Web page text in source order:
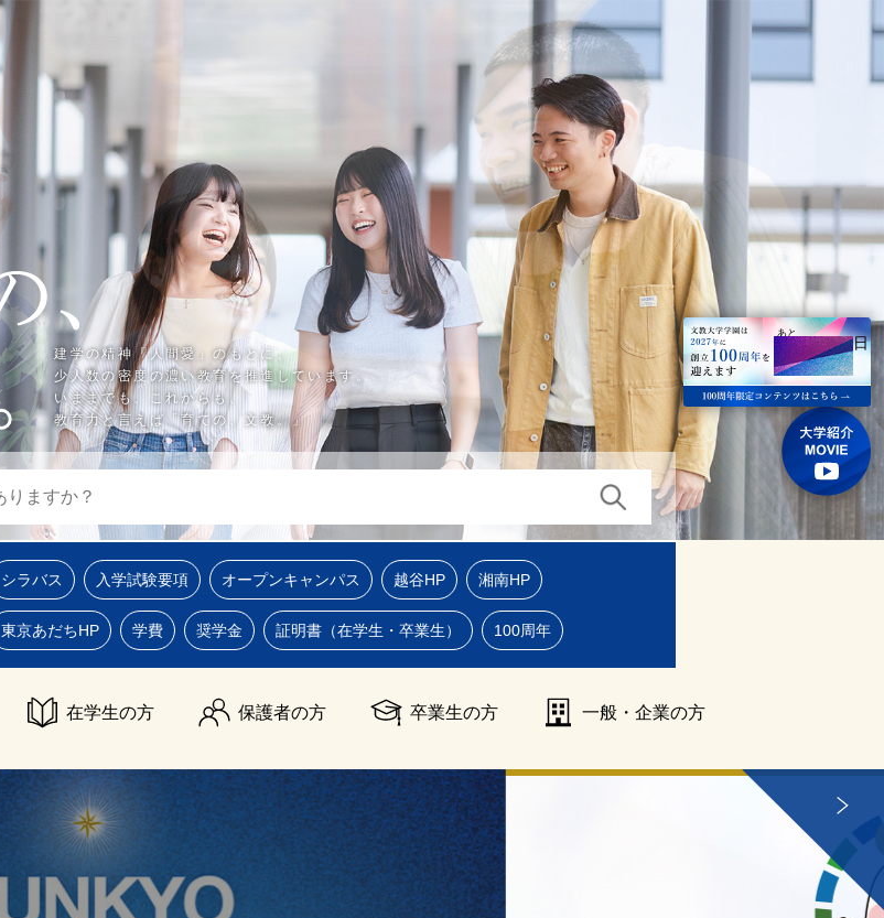
あと
433日
建学の精神「人間愛」のもとに、
少人数の密度の濃い教育を推進 しています。
いままでも、これからも、
教育力と言えば「育ての、文教。」
シラバス 入学試験要項 オープンキャンパス 越谷HP 湘南HP
東京あだちHP 学費 奨学金 証明書（在学生・卒業生） 100周年
在学生の方 保護者の方 卒業生の方 一般・企業の方